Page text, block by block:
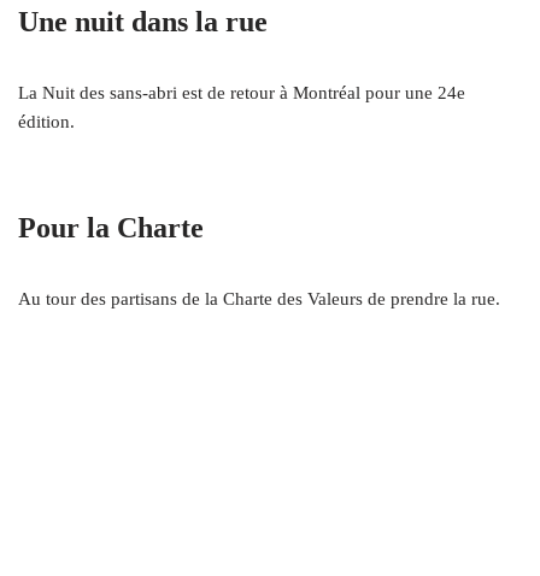
Une nuit dans la rue
La Nuit des sans-abri est de retour à Montréal pour une 24e
édition.
Pour la Charte
Au tour des partisans de la Charte des Valeurs de prendre la rue.